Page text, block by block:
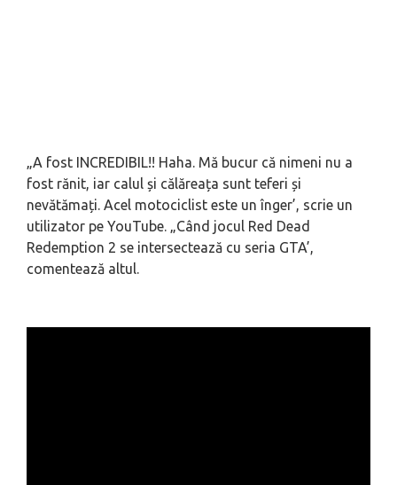
„A fost INCREDIBIL!! Haha. Mă bucur că nimeni nu a
fost rănit, iar calul și călăreața sunt teferi și
nevătămați. Acel motociclist este un înger’, scrie un
utilizator pe YouTube. „Când jocul Red Dead
Redemption 2 se intersectează cu seria GTA’,
comentează altul.